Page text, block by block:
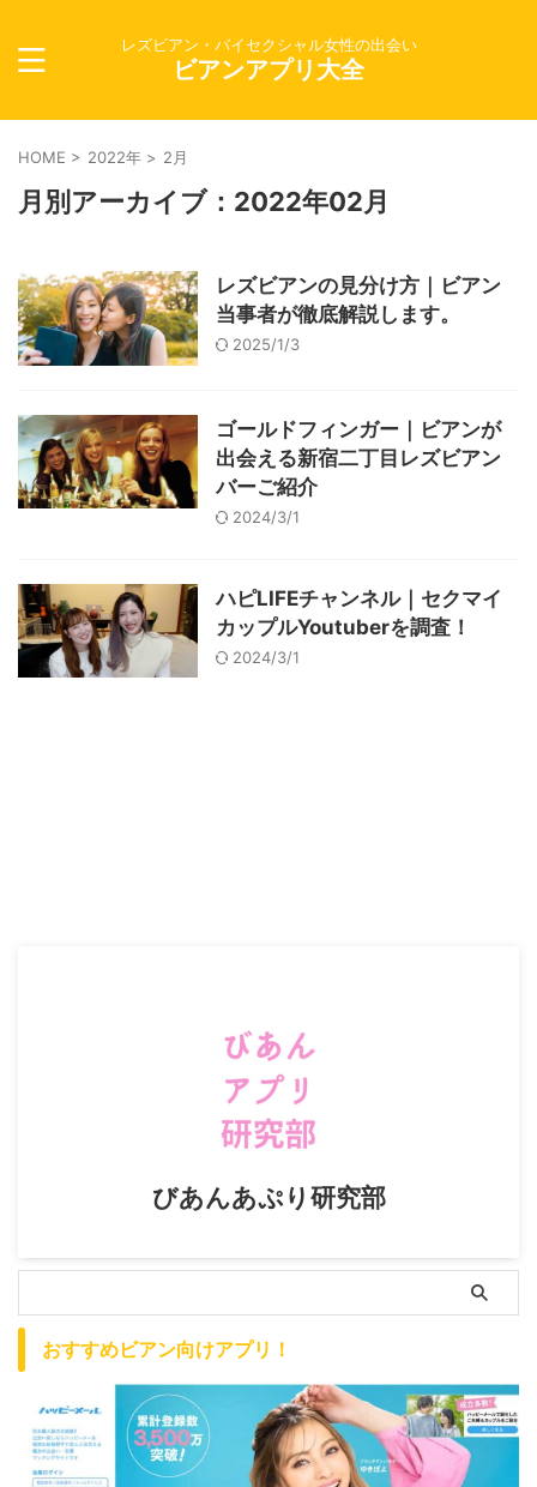
レズビアン・バイセクシャル女性の出会い
ビアンアプリ大全
HOME > 2022年 > 2月
月別アーカイブ：2022年02月
レズビアンの見分け方｜ビアン
当事者が徹底解説します。
2025/1/3
ゴールドフィンガー｜ビアンが
出会える新宿二丁目レズビアン
バーご紹介
2024/3/1
ハピLIFEチャンネル｜セクマイ
カップルYoutuberを調査！
2024/3/1
びあんあぷり研究部
おすすめビアン向けアプリ！